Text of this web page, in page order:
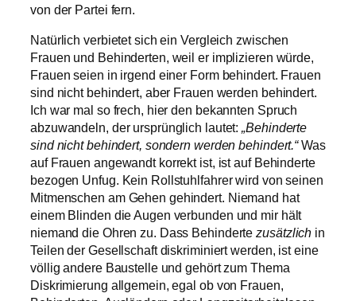
von der Partei fern.
Natürlich verbietet sich ein Vergleich zwischen
Frauen und Behinderten, weil er implizieren würde,
Frauen seien in irgend einer Form behindert. Frauen
sind nicht behindert, aber Frauen werden behindert.
Ich war mal so frech, hier den bekannten Spruch
abzuwandeln, der ursprünglich lautet:„Behinderte
sind nicht behindert, sondern werden behindert.“Was
auf Frauen angewandt korrekt ist, ist auf Behinderte
bezogen Unfug. Kein Rollstuhlfahrer wird von seinen
Mitmenschen am Gehen gehindert. Niemand hat
einem Blinden die Augen verbunden und mir hält
niemand die Ohren zu. Dass Behindertezusätzlich in
Teilen der Gesellschaft diskriminiert werden, ist eine
völlig andere Baustelle und gehört zum Thema
Diskrimierung allgemein, egal ob von Frauen,